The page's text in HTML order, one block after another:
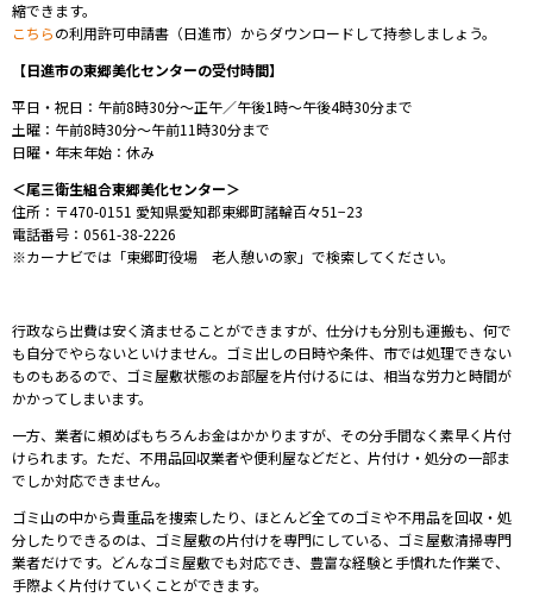
縮できます。
こちらの利用許可申請書（日進市）からダウンロードして持参しましょう。
【日進市の東郷美化センターの受付時間】
平日・祝日：午前8時30分～正午／午後1時～午後4時30分まで
土曜：午前8時30分～午前11時30分まで
日曜・年末年始：休み
＜尾三衛生組合東郷美化センター＞
住所：〒470-0151 愛知県愛知郡東郷町諸輪百々51−23
電話番号：0561-38-2226
※カーナビでは「東郷町役場 老人憩いの家」で検索してください。
⾏政なら出費は安く済ませることができますが、仕分けも分別も運搬も、何で
も⾃分でやらないといけません。ゴミ出しの⽇時や条件、市では処理できない
ものもあるので、ゴミ屋敷状態のお部屋を⽚付けるには、相当な労⼒と時間が
かかってしまいます。
⼀⽅、業者に頼めばもちろんお⾦はかかりますが、その分⼿間なく素早く⽚付
けられます。ただ、不⽤品回収業者や便利屋などだと、⽚付け・処分の⼀部ま
でしか対応できません。
ゴミ⼭の中から貴重品を捜索したり、ほとんど全てのゴミや不⽤品を回収・処
分したりできるのは、ゴミ屋敷の⽚付けを専⾨にしている、ゴミ屋敷清掃専⾨
業者だけです。どんなゴミ屋敷でも対応でき、豊富な経験と⼿慣れた作業で、
⼿際よく⽚付けていくことができます。